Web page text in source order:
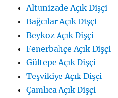
Altunizade Açık Dişçi
Bağcılar Açık Dişçi
Beykoz Açık Dişçi
Fenerbahçe Açık Dişçi
Gültepe Açık Dişçi
Teşvikiye Açık Dişçi
Çamlıca Açık Dişçi